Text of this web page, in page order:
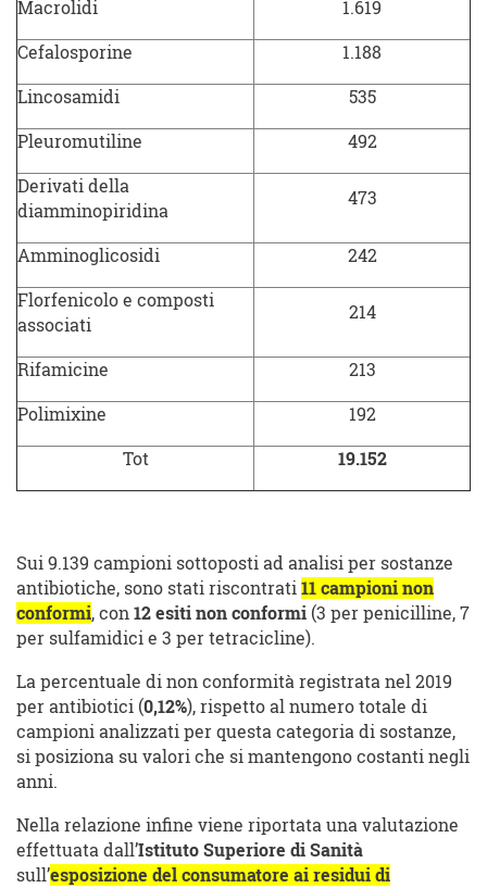
Macrolidi 1.619
Cefalosporine 1.188
Lincosamidi 535
Pleuromutiline 492
Derivati della
diamminopiridina
473
Amminoglicosidi 242
Florfenicolo e composti
associati
214
Rifamicine 213
Polimixine 192
Tot 19.152
Sui 9.139 campioni sottoposti ad analisi per sostanze
antibiotiche, sono stati riscontrati 11 campioni non
conformi, con 12 esiti non conformi (3 per penicilline, 7
per sulfamidici e 3 per tetracicline).
La percentuale di non conformità registrata nel 2019
per antibiotici (0,12%), rispetto al numero totale di
campioni analizzati per questa categoria di sostanze,
si posiziona su valori che si mantengono costanti negli
anni.
Nella relazione infine viene riportata una valutazione
effettuata dall’Istituto Superiore di Sanità
sull’esposizione del consumatore ai residui di